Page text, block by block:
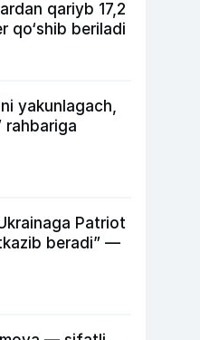
qariyb 17,2
qo‘shib beriladi
yakunlagach,
rahbariga
Patriot
beradi” —